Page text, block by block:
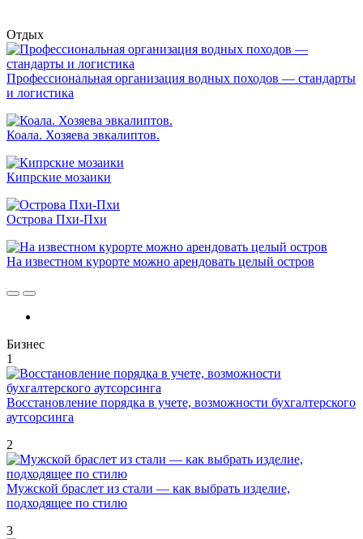
Отдых
Профессиональная организация водных походов — стандарты
и логистика
Коала. Хозяева эвкалиптов.
Кипрские мозаики
Острова Пхи-Пхи
На известном курорте можно арендовать целый остров
Бизнес
1
Восстановление порядка в учете, возможности бухгалтерского
аутсорсинга
2
Мужской браслет из стали — как выбрать изделие,
подходящее по стилю
3